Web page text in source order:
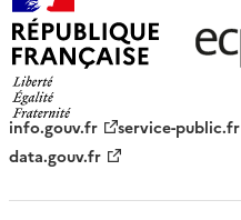
info.gouv.fr service-public.fr
data.gouv.fr